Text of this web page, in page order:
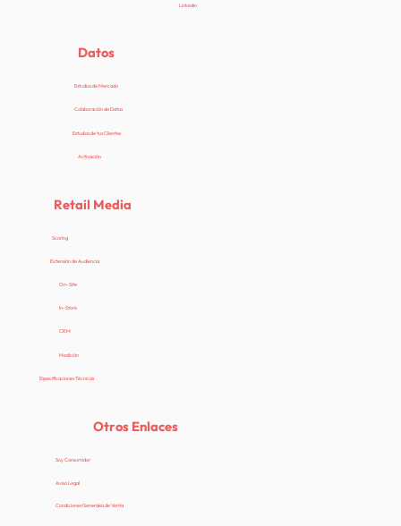
Linkedin
Datos
Estudios de Mercado
Colaboración de Datos
Estudios de tus Clientes
Activación
Retail Media
Scoring
Extensión de Audiencia
On-Site
In-Store
CRM
Medición
Especificaciones Técnicas
Otros Enlaces
Soy Consumidor
Aviso Legal
Condiciones Generales de Venta